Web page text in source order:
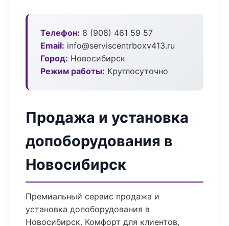
Телефон: 8 (908) 461 59 57
Email: info@serviscentrboxv413.ru
Город: Новосибирск
Режим работы: Круглосуточно
Продажа и установка
допоборудования в
Новосибирск
Премиальный сервис продажа и
установка допоборудования в
Новосибирск. Комфорт для клиентов,